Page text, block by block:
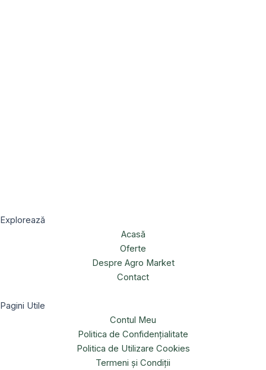
Explorează
Acasă
Oferte
Despre Agro Market
Contact
Pagini Utile
Contul Meu
Politica de Confidențialitate
Politica de Utilizare Cookies
Termeni și Condiții